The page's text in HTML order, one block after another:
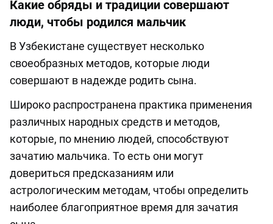
Какие обряды и традиции совершают
люди, чтобы родился мальчик
В Узбекистане существует несколько
своеобразных методов, которые люди
совершают в надежде родить сына.
Широко распространена практика применения
различных народных средств и методов,
которые, по мнению людей, способствуют
зачатию мальчика. То есть они могут
довериться предсказаниям или
астрологическим методам, чтобы определить
наиболее благоприятное время для зачатия